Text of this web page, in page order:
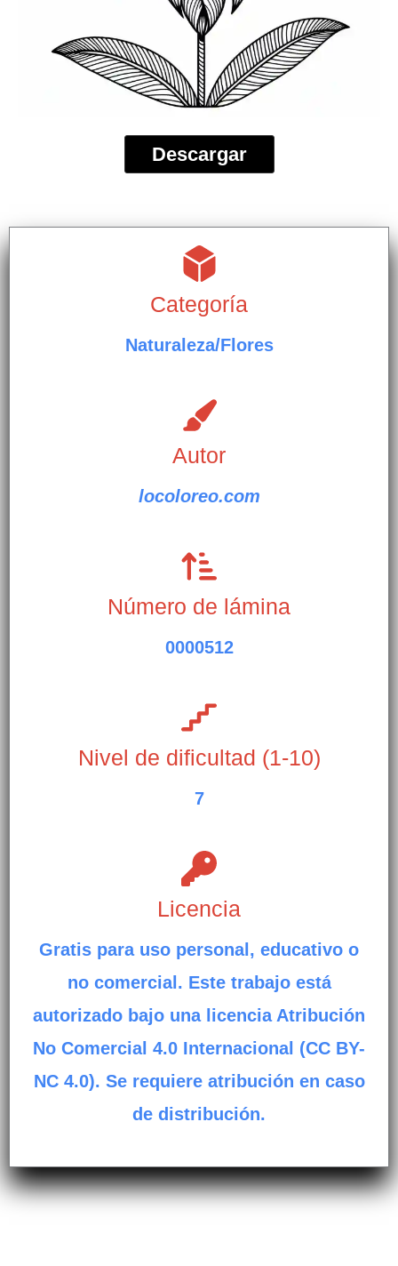
Descargar
Categoría
Naturaleza/Flores
Autor
locoloreo.com
Número de lámina
0000512
Nivel de dificultad (1-10)
7
Licencia
Gratis para uso personal, educativo o
no comercial. Este trabajo está
autorizado bajo una licencia Atribución
No Comercial 4.0 Internacional (CC BY-
NC 4.0). Se requiere atribución en caso
de distribución.